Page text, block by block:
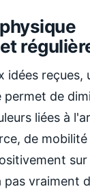
idées reçues,
permet de
liées à
de
vraiment